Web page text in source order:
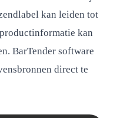
kan leiden tot
kan
BarTender software
direct te